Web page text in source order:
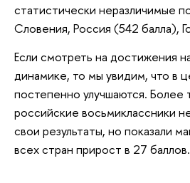
статистически неразличимые
Словения, Россия (542 балла),
Если смотреть на достижения
динамике, то мы увидим, что в
постепенно улучшаются. Более
российские восьмиклассники
свои результаты, но показали
всех стран прирост в 27 баллов.